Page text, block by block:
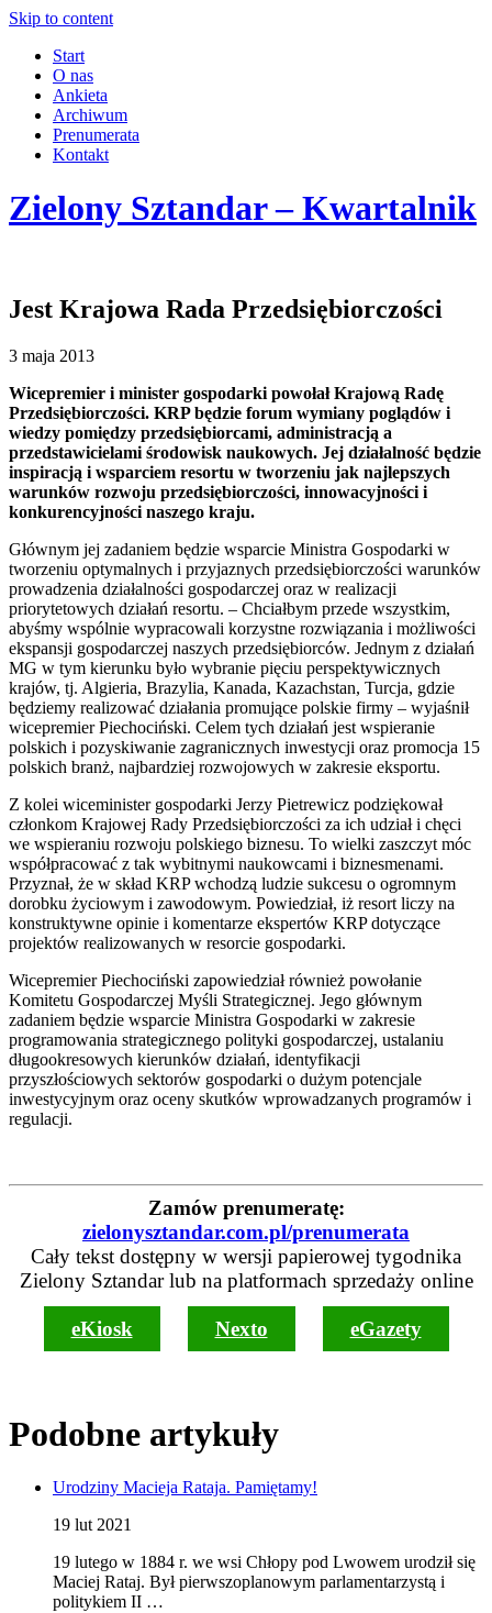
Skip to content
Start
O nas
Ankieta
Archiwum
Prenumerata
Kontakt
Zielony Sztandar – Kwartalnik
Jest Krajowa Rada Przedsiębiorczości
3 maja 2013
Wicepremier i minister gospodarki powołał Krajową Radę
Przedsiębiorczości. KRP będzie forum wymiany poglądów i
wiedzy pomiędzy przedsiębiorcami, administracją a
przedstawicielami środowisk naukowych. Jej działalność będzie
inspiracją i wsparciem resortu w tworzeniu jak najlepszych
warunków rozwoju przedsiębiorczości, innowacyjności i
konkurencyjności naszego kraju.
Głównym jej zadaniem będzie wsparcie Ministra Gospodarki w
tworzeniu optymalnych i przyjaznych przedsiębiorczości warunków
prowadzenia działalności gospodarczej oraz w realizacji
priorytetowych działań resortu. – Chciałbym przede wszystkim,
abyśmy wspólnie wypracowali korzystne rozwiązania i możliwości
ekspansji gospodarczej naszych przedsiębiorców. Jednym z działań
MG w tym kierunku było wybranie pięciu perspektywicznych
krajów, tj. Algieria, Brazylia, Kanada, Kazachstan, Turcja, gdzie
będziemy realizować działania promujące polskie firmy – wyjaśnił
wicepremier Piechociński. Celem tych działań jest wspieranie
polskich i pozyskiwanie zagranicznych inwestycji oraz promocja 15
polskich branż, najbardziej rozwojowych w zakresie eksportu.
Z kolei wiceminister gospodarki Jerzy Pietrewicz podziękował
członkom Krajowej Rady Przedsiębiorczości za ich udział i chęci
we wspieraniu rozwoju polskiego biznesu. To wielki zaszczyt móc
współpracować z tak wybitnymi naukowcami i biznesmenami.
Przyznał, że w skład KRP wchodzą ludzie sukcesu o ogromnym
dorobku życiowym i zawodowym. Powiedział, iż resort liczy na
konstruktywne opinie i komentarze ekspertów KRP dotyczące
projektów realizowanych w resorcie gospodarki.
Wicepremier Piechociński zapowiedział również powołanie
Komitetu Gospodarczej Myśli Strategicznej. Jego głównym
zadaniem będzie wsparcie Ministra Gospodarki w zakresie
programowania strategicznego polityki gospodarczej, ustalaniu
długookresowych kierunków działań, identyfikacji
przyszłościowych sektorów gospodarki o dużym potencjale
inwestycyjnym oraz oceny skutków wprowadzanych programów i
regulacji.
Zamów prenumeratę:
zielonysztandar.com.pl/prenumerata
Cały tekst dostępny w wersji papierowej tygodnika
Zielony Sztandar lub na platformach sprzedaży online
eKiosk Nexto eGazety
Podobne artykuły
Urodziny Macieja Rataja. Pamiętamy!
19 lut 2021
19 lutego w 1884 r. we wsi Chłopy pod Lwowem urodził się
Maciej Rataj. Był pierwszoplanowym parlamentarzystą i
politykiem II …